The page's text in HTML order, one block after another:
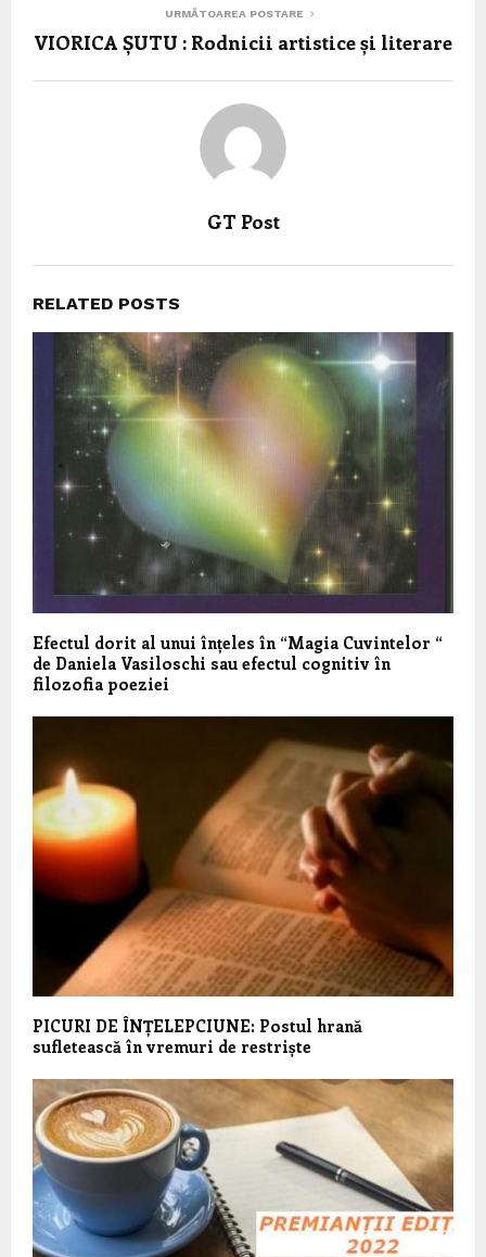
URMĂTOAREA POSTARE
VIORICA ȘUTU : Rodnicii artistice și literare
GT Post
RELATED POSTS
Efectul dorit al unui înțeles în “Magia Cuvintelor “
de Daniela Vasiloschi sau efectul cognitiv în
filozofia poeziei
PICURI DE ÎNȚELEPCIUNE: Postul hrană
sufletească în vremuri de restriște